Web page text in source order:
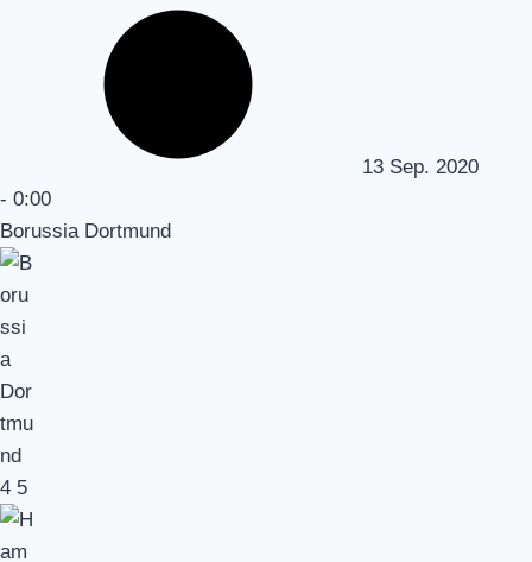
13 Sep. 2020
- 0:00
Borussia Dortmund
4 5